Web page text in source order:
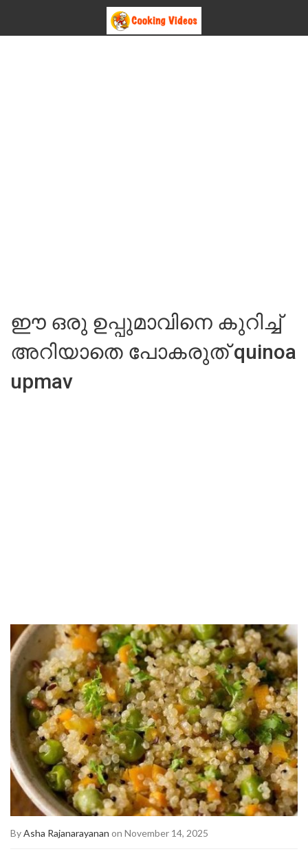
ഈ ഒരു ഉപ്പുമാവിനെ കുറിച്ച്
അറിയാതെ പോകരുത് quinoa
upmav
ByAsha Rajanarayanan on November 14, 2025